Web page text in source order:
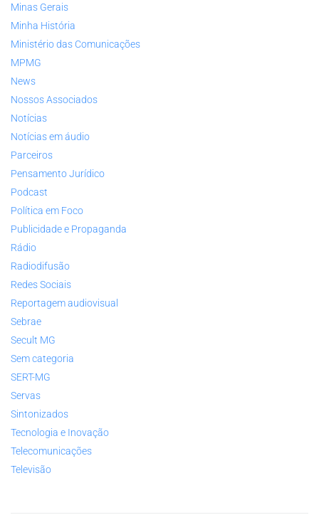
Minas Gerais
Minha História
Ministério das Comunicações
MPMG
News
Nossos Associados
Notícias
Notícias em áudio
Parceiros
Pensamento Jurídico
Podcast
Política em Foco
Publicidade e Propaganda
Rádio
Radiodifusão
Redes Sociais
Reportagem audiovisual
Sebrae
Secult MG
Sem categoria
SERT-MG
Servas
Sintonizados
Tecnologia e Inovação
Telecomunicações
Televisão